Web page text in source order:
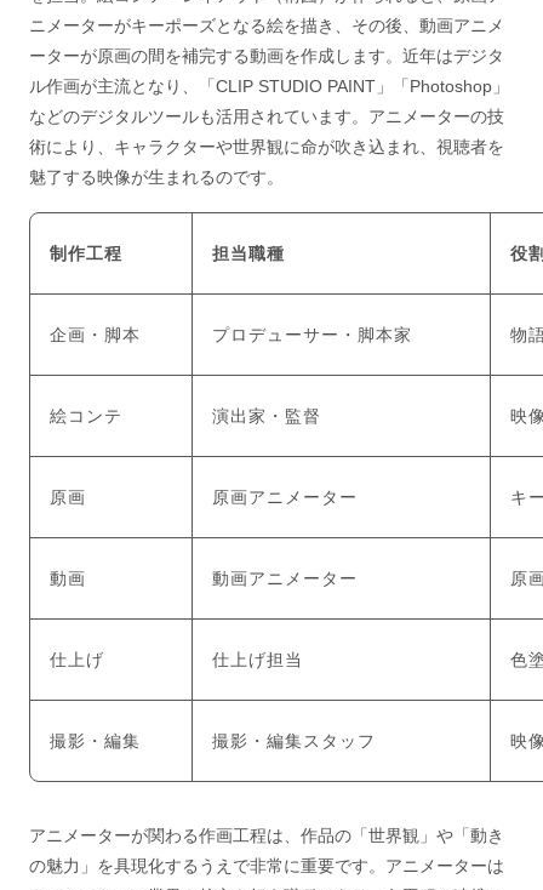
ニメーターがキーポーズとなる絵を描き、その後、動画アニメ
ーターが原画の間を補完する動画を作成します。近年はデジタ
ル作画が主流となり、「CLIP STUDIO PAINT」「Photoshop」
などのデジタルツールも活用されています。アニメーターの技
術により、キャラクターや世界観に命が吹き込まれ、視聴者を
魅了する映像が生まれるのです。
制作工程 担当職種 役
企画・脚本 プロデューサー・脚本家 物
絵コンテ 演出家・監督 映
原画 原画アニメーター キ
動画 動画アニメーター 原
仕上げ 仕上げ担当 色
撮影・編集 撮影・編集スタッフ 映
アニメーターが関わる作画工程は、作品の「世界観」や「動き
の魅力」を具現化するうえで非常に重要です。アニメーターは